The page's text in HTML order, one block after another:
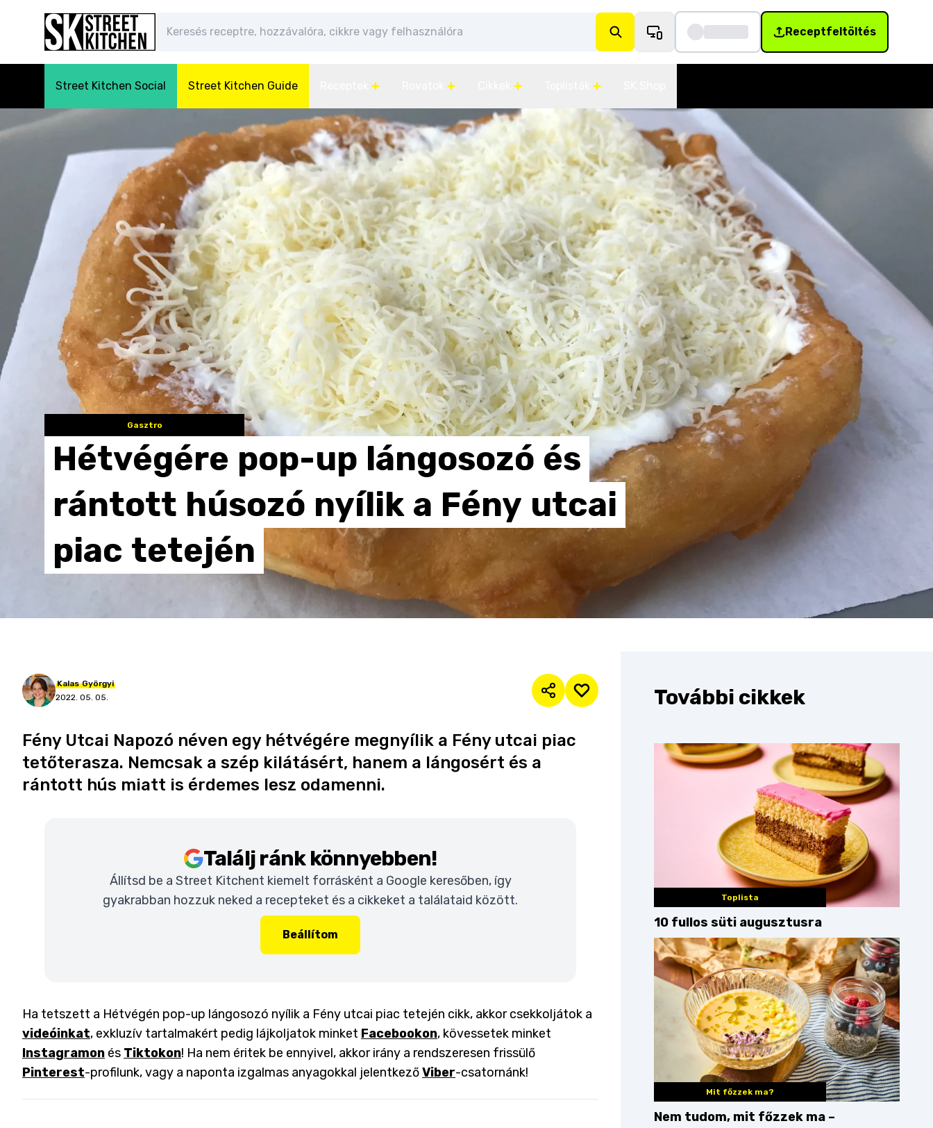
Receptfeltöltés
Street Kitchen Social Street Kitchen Guide
Gasztro
Hétvégére pop-up lángosozó és
rántott húsozó nyílik a Fény utcai
piac tetején
Kalas Györgyi
2022. 05. 05.
Fény Utcai Napozó néven egy hétvégére megnyílik a Fény utcai piac
tetőterasza. Nemcsak a szép kilátásért, hanem a lángosért és a
rántott hús miatt is érdemes lesz odamenni.
Találj ránk könnyebben!
Állítsd be a Street Kitchent kiemelt forrásként a Google keresőben, így
gyakrabban hozzuk neked a recepteket és a cikkeket a találataid között.
Beállítom
Ha tetszett a Hétvégén pop-up lángosozó nyílik a Fény utcai piac tetején cikk, akkor csekkoljátok a
videóinkat, exkluzív tartalmakért pedig lájkoljatok minket Facebookon, kövessetek minket
Instagramon és Tiktokon! Ha nem éritek be ennyivel, akkor irány a rendszeresen frissülő
Pinterest-profilunk, vagy a naponta izgalmas anyagokkal jelentkezőViber-csatornánk!
További cikkek
Toplista
10 fullos süti augusztusra
Mit főzzek ma?
Nem tudom, mit főzzek ma –